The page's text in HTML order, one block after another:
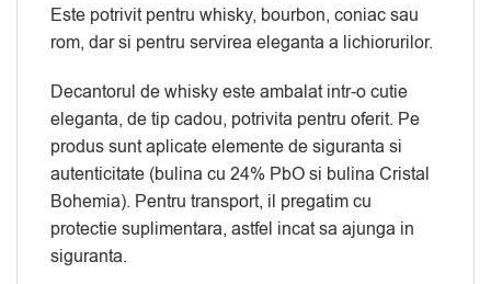
Este potrivit pentru whisky, bourbon, coniac sau
rom, dar si pentru servirea eleganta a lichiorurilor.
Decantorul de whisky este ambalat intr-o cutie
eleganta, de tip cadou, potrivita pentru oferit. Pe
produs sunt aplicate elemente de siguranta si
autenticitate (bulina cu 24% PbO si bulina Cristal
Bohemia). Pentru transport, il pregatim cu
protectie suplimentara, astfel incat sa ajunga in
siguranta.